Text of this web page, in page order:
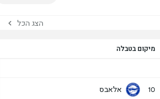
הצג הכל
מיקום בטבלה
10 אלאבס